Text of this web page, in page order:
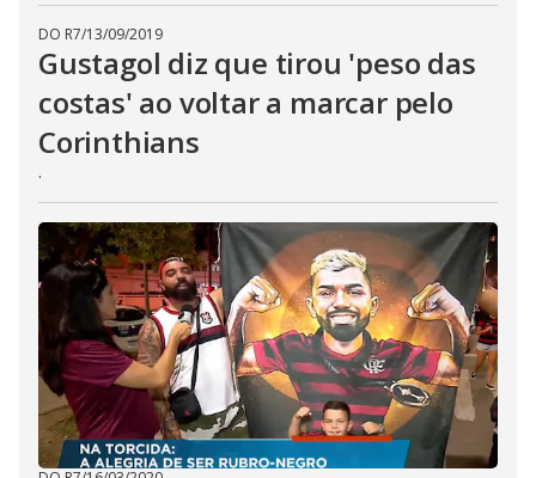
DO R7/13/09/2019
Gustagol diz que tirou 'peso das
costas' ao voltar a marcar pelo
Corinthians
.